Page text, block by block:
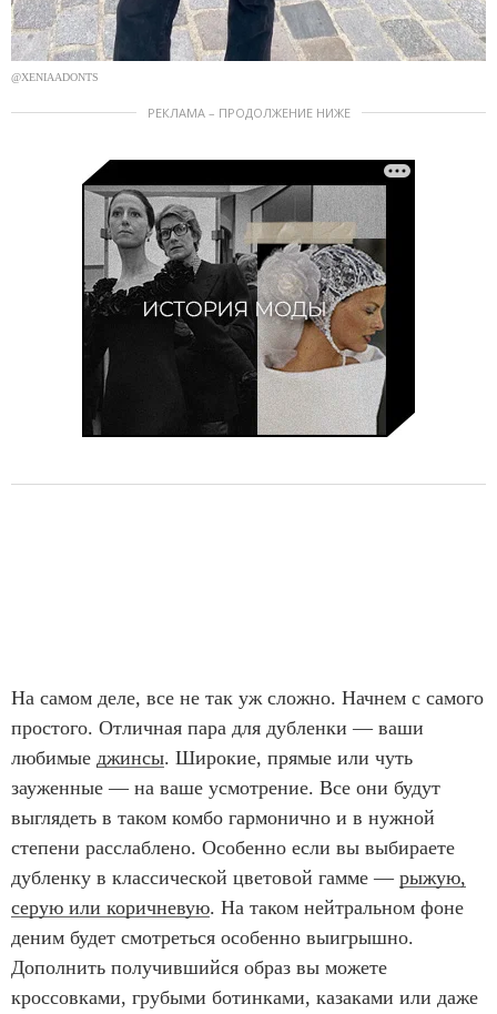
@XENIAADONTS
РЕКЛАМА – ПРОДОЛЖЕНИЕ НИЖЕ
На самом деле, все не так уж сложно. Начнем с самого
простого. Отличная пара для дубленки — ваши
любимые джинсы. Широкие, прямые или чуть
зауженные — на ваше усмотрение. Все они будут
выглядеть в таком комбо гармонично и в нужной
степени расслаблено. Особенно если вы выбираете
дубленку в классической цветовой гамме — рыжую,
серую или коричневую. На таком нейтральном фоне
деним будет смотреться особенно выигрышно.
Дополнить получившийся образ вы можете
кроссовками, грубыми ботинками, казаками или даже